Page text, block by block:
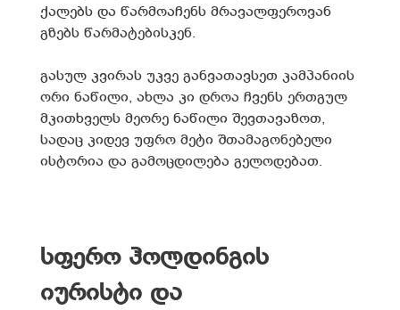
ქალებს და წარმოაჩენს მრავალფეროვან
გზებს წარმატებისკენ.
გასულ კვირას უკვე განვათავსეთ კამპანიის
ორი ნაწილი, ახლა კი დროა ჩვენს ერთგულ
მკითხველს მეორე ნაწილი შევთავაზოთ,
სადაც კიდევ უფრო მეტი შთამაგონებელი
ისტორია და გამოცდილება გელოდებათ.
სფერო ჰოლდინგის
იურისტი და